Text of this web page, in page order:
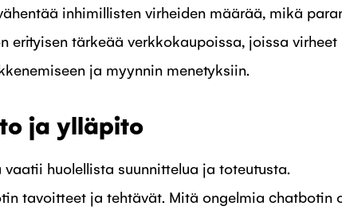
inhimillisten virheiden määrää, mikä
erityisen tärkeää verkkokaupoissa, joissa virheet
ja myynnin menetyksiin.
ja ylläpito
huolellista suunnittelua ja toteutusta.
tavoitteet ja tehtävät. Mitä ongelmia chatbotin